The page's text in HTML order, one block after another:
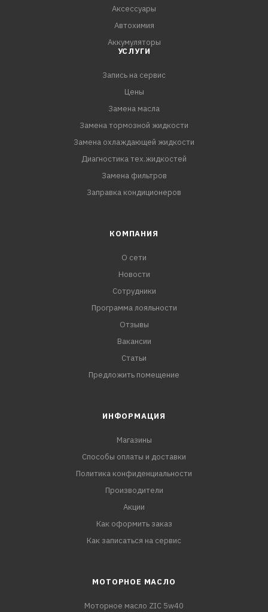
Аксессуары
Автохимия
Аккумуляторы
УСЛУГИ
Запись на сервис
Цены
Замена масла
Замена тормозной жидкости
Замена охлаждающей жидкости
Диагностика тех.жидкостей
Замена фильтров
Заправка кондиционеров
КОМПАНИЯ
О сети
Новости
Сотрудники
Программа лояльности
Отзывы
Вакансии
Статьи
Предложить помещение
ИНФОРМАЦИЯ
Магазины
Способы оплаты и доставки
Политика конфиденциальности
Производители
Акции
Как оформить заказ
Как записаться на сервис
МОТОРНОЕ МАСЛО
Моторное масло ZIC 5w40